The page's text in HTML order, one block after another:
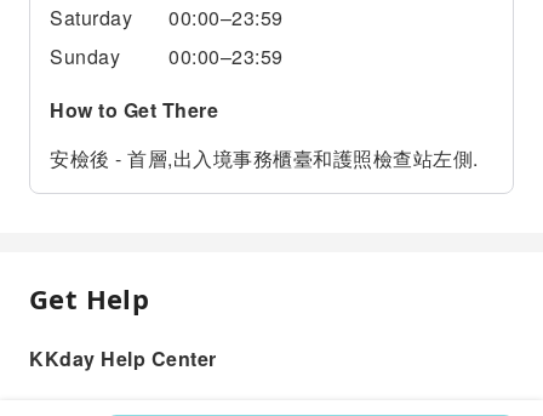
Saturday
00:00–23:59
Sunday
00:00–23:59
How to Get There
安檢後 - 首層,出入境事務櫃臺和護照檢查站左側.
Get Help
KKday Help Center